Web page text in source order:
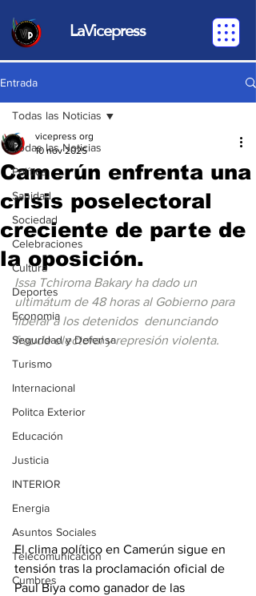
LaVicepress
Entrada
Todas las Noticias
Política
Sanidad
Sociedad
Celebraciones
Cultura
Deportes
Economia
Seguridad y Defensa
Turismo
Internacional
Politca Exterior
Educación
Justicia
INTERIOR
Energia
Asuntos Sociales
Telecomunicación
Cumbres
Todas las Noticias
Camerún enfrenta una
crisis poselectoral
creciente de parte de
la oposición.
vicepress org
10 nov 2025
Issa Tchiroma Bakary ha dado un
ultimátum de 48 horas al Gobierno para
liberar a los detenidos  denunciando
fraude electoral y represión violenta.
El clima político en Camerún sigue en
tensión tras la proclamación oficial de
Paul Biya como ganador de las